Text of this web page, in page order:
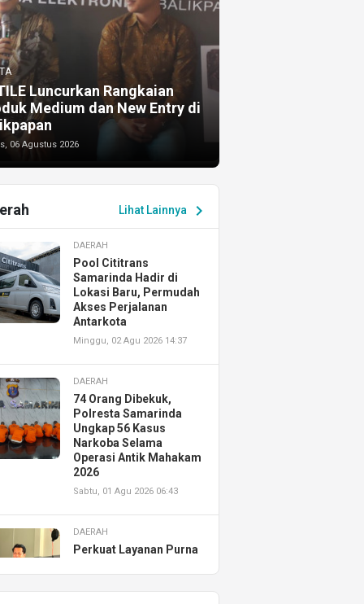
Luncurkan Rangkaian
Medium dan New Entry di
06 Agustus 2026
Lihat Lainnya chevron_right
DAERAH
Pool Cititrans
Samarinda Hadir di
Lokasi Baru, Permudah
Akses Perjalanan
Antarkota
Minggu, 02 Agu 2026 14:37
DAERAH
74 Orang Dibekuk,
Polresta Samarinda
Ungkap 56 Kasus
Narkoba Selama
Operasi Antik Mahakam
2026
Sabtu, 01 Agu 2026 06:43
DAERAH
Perkuat Layanan Purna
Resmikan AHASS